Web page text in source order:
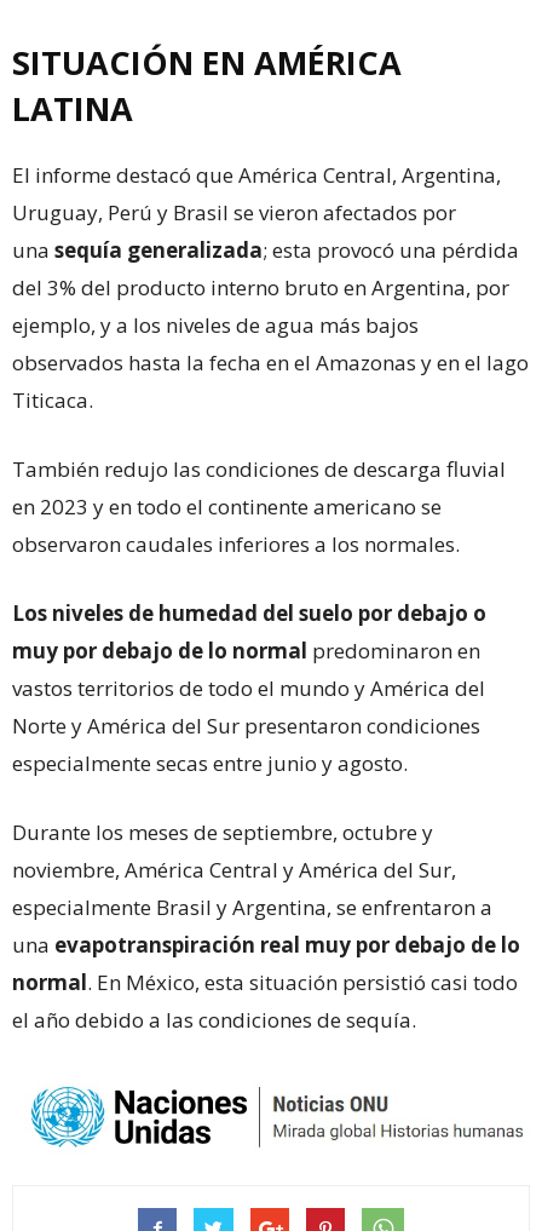
SITUACIÓN EN AMÉRICA
LATINA
El informe destacó que América Central, Argentina,
Uruguay, Perú y Brasil se vieron afectados por
una sequía generalizada; esta provocó una pérdida
del 3% del producto interno bruto en Argentina, por
ejemplo, y a los niveles de agua más bajos
observados hasta la fecha en el Amazonas y en el lago
Titicaca.
También redujo las condiciones de descarga fluvial
en 2023 y en todo el continente americano se
observaron caudales inferiores a los normales.
Los niveles de humedad del suelo por debajo o
muy por debajo de lo normal predominaron en
vastos territorios de todo el mundo y América del
Norte y América del Sur presentaron condiciones
especialmente secas entre junio y agosto.
Durante los meses de septiembre, octubre y
noviembre, América Central y América del Sur,
especialmente Brasil y Argentina, se enfrentaron a
una evapotranspiración real muy por debajo de lo
normal. En México, esta situación persistió casi todo
el año debido a las condiciones de sequía.